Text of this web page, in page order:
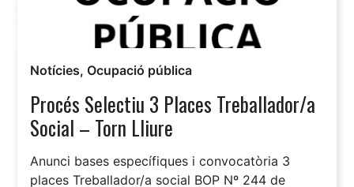
Notícies, Ocupació pública
Procés Selectiu 3 Places Treballador/a
Social – Torn Lliure
Anunci bases específiques i convocatòria 3
places Treballador/a social BOP Nº 244 de